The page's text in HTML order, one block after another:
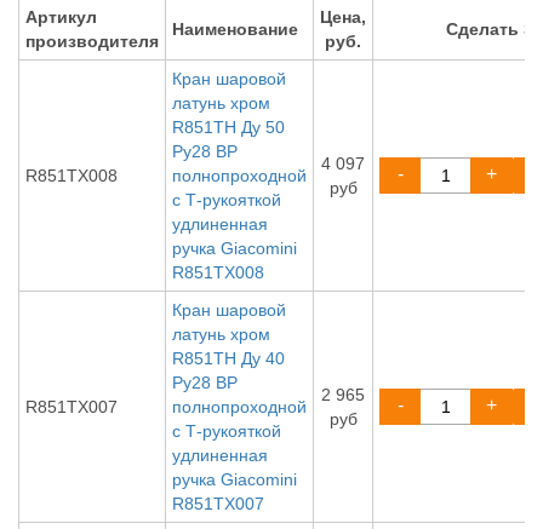
Артикул
производителя
Наименование
Цена,
руб.
Сделать
R851TX008
Кран шаровой
латунь хром
R851TH Ду 50
Ру28 ВР
полнопроходной
с Т-рукояткой
удлиненная
ручка Giacomini
R851TX008
4 097
руб
- +
R851TX007
Кран шаровой
латунь хром
R851TH Ду 40
Ру28 ВР
полнопроходной
с Т-рукояткой
удлиненная
ручка Giacomini
R851TX007
2 965
руб
- +